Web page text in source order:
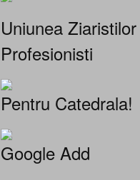
Uniunea Ziaristilor
Profesionisti
Pentru Catedrala!
Google Add